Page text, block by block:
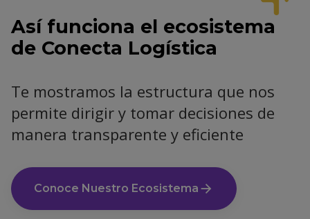
Así funciona el ecosistema
de Conecta Logística
Te mostramos la estructura que nos
permite dirigir y tomar decisiones de
manera transparente y eficiente
Conoce Nuestro Ecosistema